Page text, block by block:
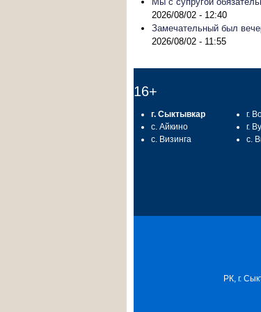
2026/08/02 - 12:40
Замечательный был
2026/08/02 - 11:55
16+
г. Сыктывкар
с. Айкино
с. Визинга
г.
г.
с.
РК, г.